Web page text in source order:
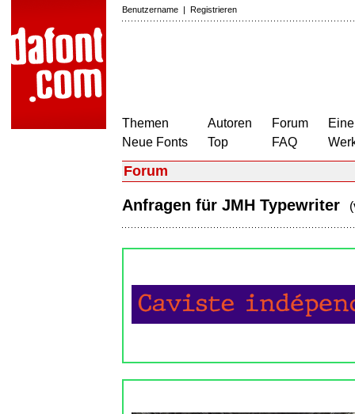
Benutzername | Registrieren
Themen
Neue Fonts
Autoren
Top
Forum
FAQ
Forum
Anfragen für JMH Typewriter